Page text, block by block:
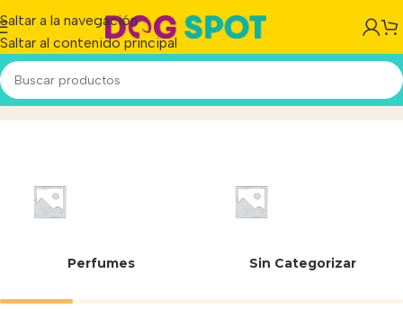
Saltar a la navegación
Saltar al contenido principal
GRIS/VERDEInicio/Producto
Perfumes Sin Categorizar